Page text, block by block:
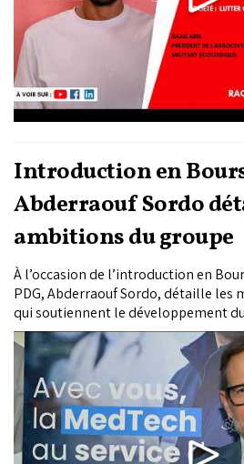
Introduction en
Abderraouf Sordo
ambitions du groupe
À l’occasion de l’introduction en
PDG, Abderraouf Sordo, détaille les
qui soutiennent le développement
de la MedTech. L’élargissement de
l’arrivée des capitaux privés dans la
externe et l’implantation directe en
doivent permettre au groupe
affichait...